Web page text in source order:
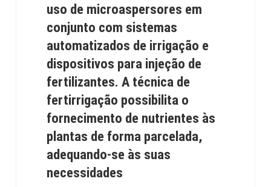
uso de microaspersores em
conjunto com sistemas
automatizados de irrigação e
dispositivos para injeção de
fertilizantes. A técnica de
fertirrigação possibilita o
fornecimento de nutrientes às
plantas de forma parcelada,
adequando-se às suas
necessidades